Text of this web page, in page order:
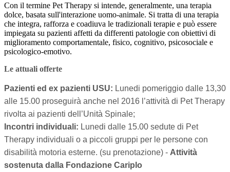
Con il termine Pet Therapy si intende, generalmente, una terapia
dolce, basata sull'interazione uomo-animale. Si tratta di una terapia
che integra, rafforza e coadiuva le tradizionali terapie e può essere
impiegata su pazienti affetti da differenti patologie con obiettivi di
miglioramento comportamentale, fisico, cognitivo, psicosociale e
psicologico-emotivo.
Le attuali offerte
Pazienti ed ex pazienti USU: Lunedi pomeriggio dalle 13,30
alle 15.00 proseguirà anche nel 2016 l’attività di Pet Therapy
rivolta ai pazienti dell’Unità Spinale;
Incontri individuali: Lunedi dalle 15.00 sedute di Pet
Therapy individuali o a piccoli gruppi per le persone con
disabilità motoria esterne. (su prenotazione) - Attività
sostenuta dalla Fondazione Cariplo